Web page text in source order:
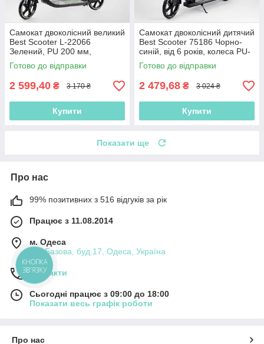
Самокат двоколісний великий
Best Scooter L-22066
Зелений, PU 200 мм,
амортизація, ручне гальмо,
до 100 кг
Готово до відправки
2 599,40 ₴ 3 170 ₴
Купити
Самокат двоколісний дитячий
Best Scooter 75186 Чорно-
синій, від 6 років, колеса PU-
230/215 мм, 1 аморт, до 100
кг
Готово до відправки
2 479,68 ₴ 3 024 ₴
Купити
Показати ще
Про нас
99% позитивних з 516 відгуків за рік
Працює з 11.08.2014
м. Одеса
вул.Базова, буд.17, Одеса, Україна
Контакти
Сьогодні працює з 09:00 до 18:00
Показати весь графік роботи
Про нас
КНОПКА
ЗВ'ЯЗКУ